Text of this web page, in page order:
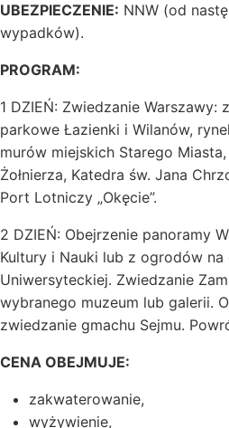
UBEZPIECZENIE: NNW (od
wypadków).
PROGRAM:
1 DZIEŃ: Zwiedzanie Warszawy:
parkowe Łazienki i Wilanów,
murów miejskich Starego
Żołnierza, Katedra św. Jana
Port Lotniczy „Okęcie”.
2 DZIEŃ: Obejrzenie panoramy
Kultury i Nauki lub z ogrodów na
Uniwersyteckiej. Zwiedzanie
wybranego muzeum lub galerii.
zwiedzanie gmachu Sejmu.
CENA OBEJMUJE:
zakwaterowanie,
wyżywienie,